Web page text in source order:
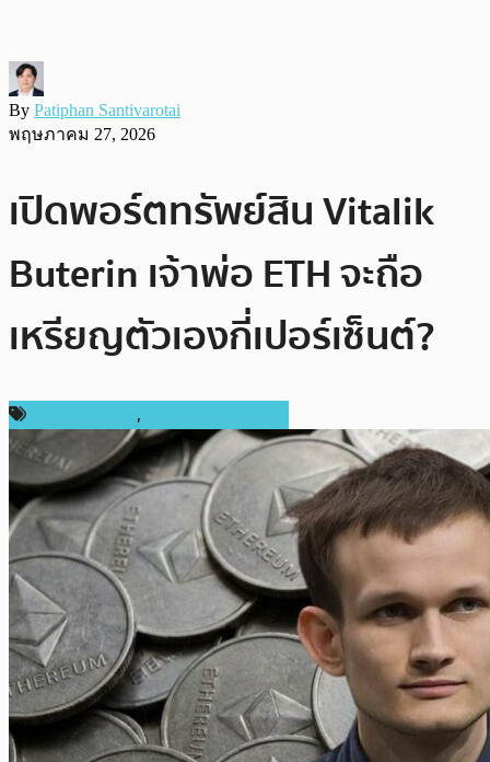
By Patiphan Santivarotai
พฤษภาคม 27, 2026
เปิดพอร์ตทรัพย์สิน Vitalik
Buterin เจ้าพ่อ ETH จะถือ
เหรียญตัวเองกี่เปอร์เซ็นต์?
,